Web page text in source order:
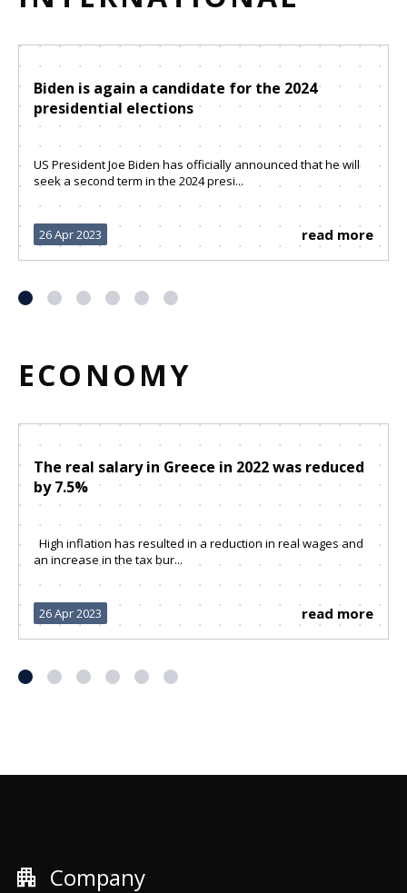
Biden is again a candidate for the 2024
presidential elections
US President Joe Biden has officially announced that he will
seek a second term in the 2024 presi...
26 Apr 2023 read more
ECONOMY
The real salary in Greece in 2022 was reduced
by 7.5%
High inflation has resulted in a reduction in real wages and
an increase in the tax bur...
26 Apr 2023 read more
apartment Company